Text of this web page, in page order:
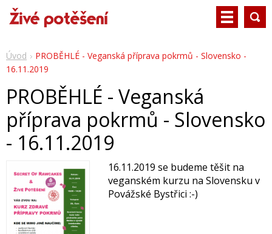
Úvod
PROBĚHLÉ - Veganská příprava pokrmů - Slovensko -
16.11.2019
PROBĚHLÉ - Veganská
příprava pokrmů - Slovensko
- 16.11.2019
16.11.2019 se budeme těšit na
veganském kurzu na Slovensku v
Povážské Bystřici :-)